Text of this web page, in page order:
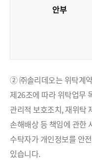
안부
② ㈜솔리데오는 위탁계
제26조에 따라 위탁업무
관리적 보호조치, 재위탁
손해배상 등 책임에 관한
수탁자가 개인정보를 안
있습니다.